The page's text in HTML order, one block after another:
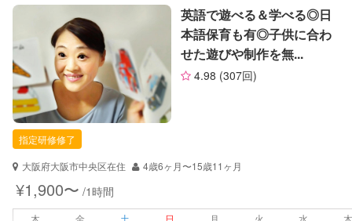
定期予約 お引き受けしていません
お子様の撮影
（定期特典）
対応不可
特徴 料金 レビュー
サポートの特徴
資格
自治体届出済ベビーシッター
保育士
対応可能/特徴
病児対応
英語で遊べる＆学べる◎日
本語保育も有◎子供に合わ
せた遊びや制作を無...
4.98 (307回)
指定研修修了
大阪府大阪市中央区在住
4歳6ヶ月〜15歳11ヶ月
¥1,900〜 /1時間